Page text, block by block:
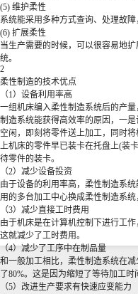
(5) 维护柔性
系统能采用多种方式查询、处理故
(6) 扩展柔性
当生产需要的时候，可以很容易地
统。
2
柔性制造的技术优点
（1）设备利用率高
一组机床编入柔性制造系统后的产
制造系统能获得高效率的原因，一
空闲，即刻将零件送上加工，同时将
上机床的零件早已装卡在托盘上(装
待零件的装卡。
（2）减少设备投资
由于设备的利用率高，柔性制造系
用的多台加工中心换成柔性制造系统
（3）减少直接工时费用
由于机床是在计算机控制下进行工
这就减少了工时费用。
（4）减少了工序中在制品量
和一般加工相比，柔性制造系统在
了80%。这是因为缩短了等待加工时
（5）改进生产要求有快速应变能力